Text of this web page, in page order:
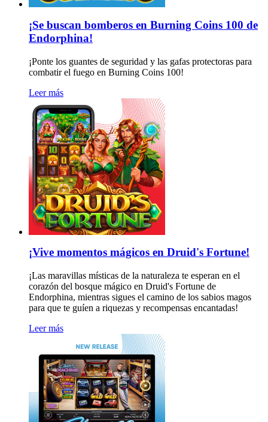
¡Se buscan bomberos en Burning Coins 100 de
Endorphina!
¡Ponte los guantes de seguridad y las gafas protectoras para
combatir el fuego en Burning Coins 100!
Leer más
¡Vive momentos mágicos en Druid's Fortune!
¡Las maravillas místicas de la naturaleza te esperan en el
corazón del bosque mágico en Druid's Fortune de
Endorphina, mientras sigues el camino de los sabios magos
para que te guíen a riquezas y recompensas encantadas!
Leer más